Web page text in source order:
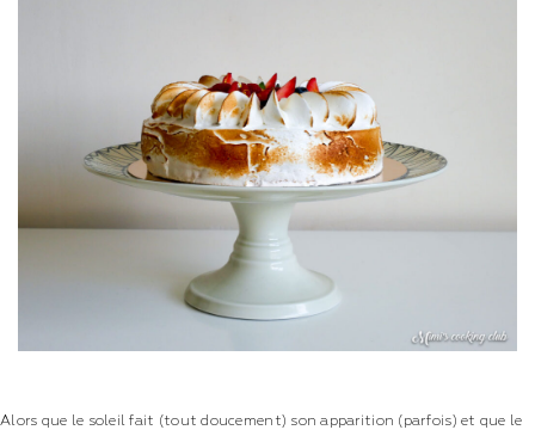
Alors que le soleil fait (tout doucement) son apparition (parfois) et que le